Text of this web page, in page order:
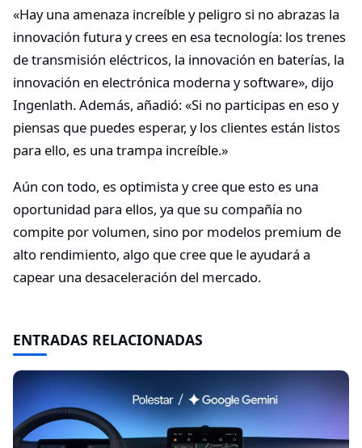
«Hay una amenaza increíble y peligro si no abrazas la
innovación futura y crees en esa tecnología: los trenes
de transmisión eléctricos, la innovación en baterías, la
innovación en electrónica moderna y software», dijo
Ingenlath. Además, añadió: «Si no participas en eso y
piensas que puedes esperar, y los clientes están listos
para ello, es una trampa increíble.»
Aún con todo, es optimista y cree que esto es una
oportunidad para ellos, ya que su compañía no
compite por volumen, sino por modelos premium de
alto rendimiento, algo que cree que le ayudará a
capear una desaceleración del mercado.
ENTRADAS RELACIONADAS